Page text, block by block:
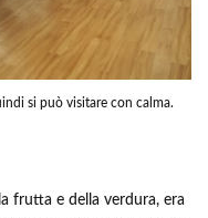
si può visitare con calma.
frutta e della verdura, era